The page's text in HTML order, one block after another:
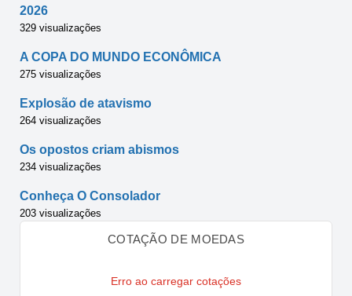
2026
329 visualizações
A COPA DO MUNDO ECONÔMICA
275 visualizações
Explosão de atavismo
264 visualizações
Os opostos criam abismos
234 visualizações
Conheça O Consolador
203 visualizações
COTAÇÃO DE MOEDAS
Erro ao carregar cotações